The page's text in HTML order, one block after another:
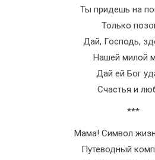
Ты придешь на
Только
Дай, Господь,
Нашей милой
Дай ей Бог
Счастья и
***
Мама! Символ
Путеводный